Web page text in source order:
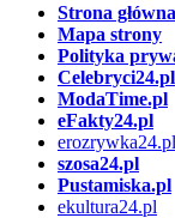
Strona główna
Mapa strony
Polityka
Celebryci24.pl
ModaTime.pl
eFakty24.pl
erozrywka24.pl
szosa24.pl
Pustamiska.pl
ekultura24.pl